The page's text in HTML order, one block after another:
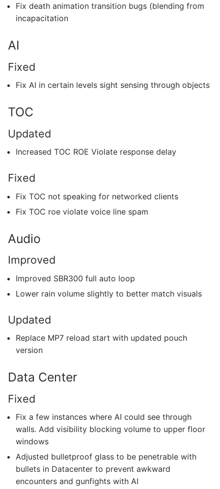
Fix death animation transition bugs (blending from
incapacitation
AI
Fixed
Fix AI in certain levels sight sensing through objects
TOC
Updated
Increased TOC ROE Violate response delay
Fixed
Fix TOC not speaking for networked clients
Fix TOC roe violate voice line spam
Audio
Improved
Improved SBR300 full auto loop
Lower rain volume slightly to better match visuals
Updated
Replace MP7 reload start with updated pouch
version
Data Center
Fixed
Fix a few instances where AI could see through
walls. Add visibility blocking volume to upper floor
windows
Adjusted bulletproof glass to be penetrable with
bullets in Datacenter to prevent awkward
encounters and gunfights with AI